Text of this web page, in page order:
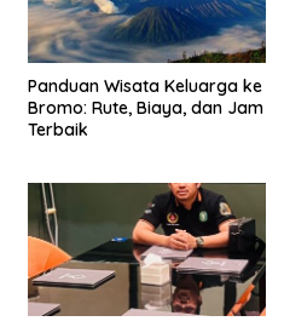
Panduan Wisata Keluarga ke
Bromo: Rute, Biaya, dan Jam
Terbaik